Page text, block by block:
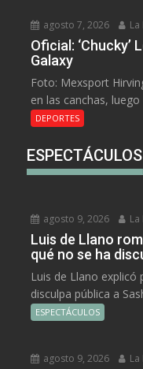
agosto 7, 2026
Oficial: ‘Chucky’
Galaxy
Foto: Mexsport
en las canchas, luego
DEPORTES
ESPECTÁCULOS
agosto 9, 2026
Luis de Llano
qué no se ha
Luis de Llano
disculpa pública a
ESPECTÁCULOS
agosto 9, 2026